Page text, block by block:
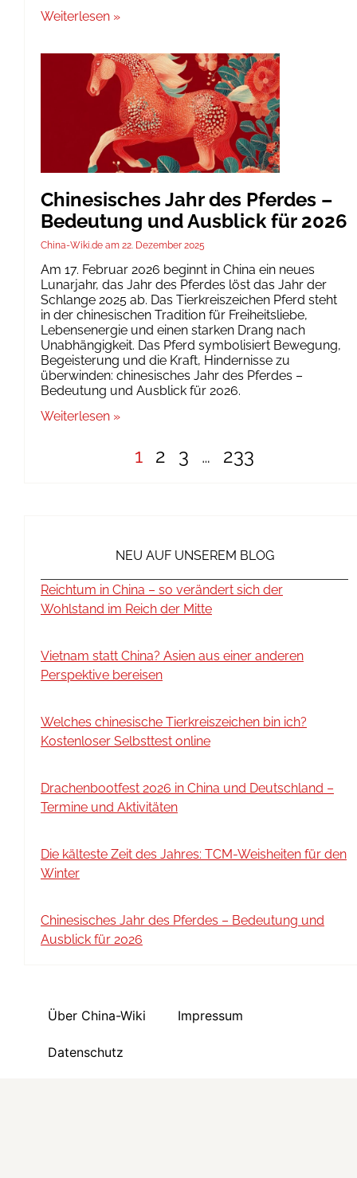
Weiterlesen »
Chinesisches Jahr des Pferdes –
Bedeutung und Ausblick für 2026
China-Wiki.de 22. Dezember 2025
Am 17. Februar 2026 beginnt in China ein neues
Lunarjahr, das Jahr des Pferdes löst das Jahr der
Schlange 2025 ab. Das Tierkreiszeichen Pferd steht
in der chinesischen Tradition für Freiheitsliebe,
Lebensenergie und einen starken Drang nach
Unabhängigkeit. Das Pferd symbolisiert Bewegung,
Begeisterung und die Kraft, Hindernisse zu
überwinden: chinesisches Jahr des Pferdes –
Bedeutung und Ausblick für 2026.
Weiterlesen »
1 2 3 … 233
NEU AUF UNSEREM BLOG
Reichtum in China – so verändert sich der
Wohlstand im Reich der Mitte
Vietnam statt China? Asien aus einer anderen
Perspektive bereisen
Welches chinesische Tierkreiszeichen bin ich?
Kostenloser Selbsttest online
Drachenbootfest 2026 in China und Deutschland –
Termine und Aktivitäten
Die kälteste Zeit des Jahres: TCM-Weisheiten für den
Winter
Chinesisches Jahr des Pferdes – Bedeutung und
Ausblick für 2026
Über China-Wiki Impressum
Datenschutz